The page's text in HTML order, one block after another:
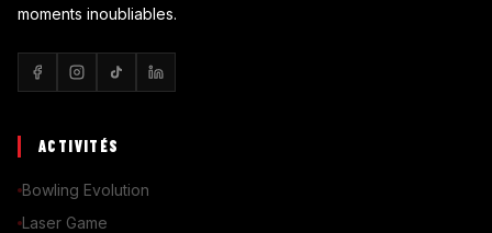
moments inoubliables.
ACTIVITÉS
Bowling Evolution
Laser Game